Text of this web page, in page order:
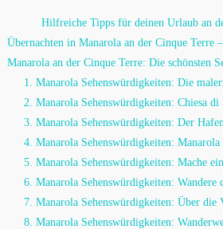
Hilfreiche Tipps für deinen Urlaub an
Übernachten in Manarola an der Cinque Terre
Manarola an der Cinque Terre: Die schönsten
1. Manarola Sehenswürdigkeiten: Die
2. Manarola Sehenswürdigkeiten: Chiesa di
3. Manarola Sehenswürdigkeiten: Der
4. Manarola Sehenswürdigkeiten: Manarola
5. Manarola Sehenswürdigkeiten: Mache
6. Manarola Sehenswürdigkeiten: Wandere
7. Manarola Sehenswürdigkeiten: Über die
8. Manarola Sehenswürdigkeiten: